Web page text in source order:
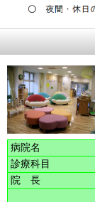
病院名
診療科目
院 長